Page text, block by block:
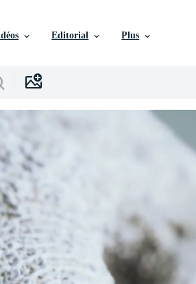
Editorial Plus